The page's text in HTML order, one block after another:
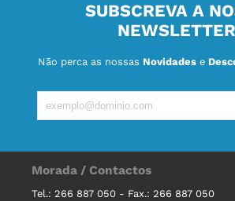
SUBSCREVA A
NEWSLETTER
Não perca as nossas Novidades e
Morada / Contactos
Tel.: 266 887 050 - Fax.: 266 887 050